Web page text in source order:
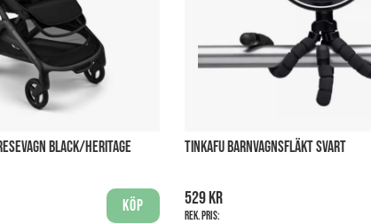
BLACK/HERITAGE
Köp
TINKAFU BARNVAGNSFLÄKT SVART
529 kr
Rek. pris: